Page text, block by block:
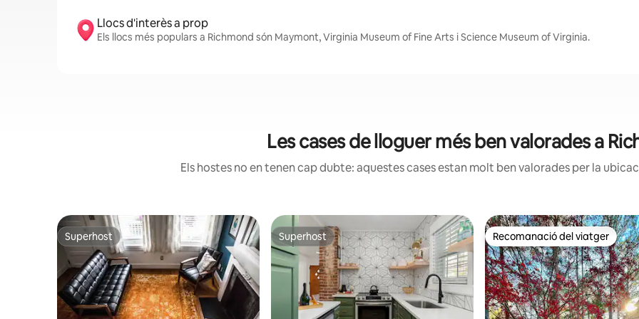
Llocs d'interès a prop
Els llocs més populars a Richmond són Maymont, Virginia Museum of Fine Arts i Science Museum of Virginia.
Les cases de lloguer més ben valorades a
Els hostes no en tenen cap dubte: aquestes cases estan molt ben valorades per la
Superhost
Superhost Superhost
Superhost Recomanació del viatger
Recomanació del viatger